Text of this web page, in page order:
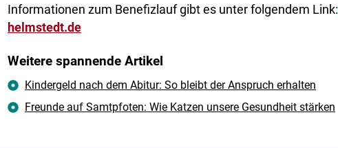
Informationen zum Benefizlauf gibt es unter folgendem Link:
helmstedt.de
Weitere spannende Artikel
Kindergeld nach dem Abitur: So bleibt der Anspruch erhalten
Freunde auf Samtpfoten: Wie Katzen unsere Gesundheit stärken